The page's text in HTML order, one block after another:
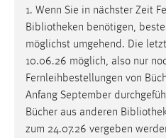
1. Wenn Sie in nächster Zeit
Bibliotheken benötigen,
möglichst umgehend. Die
10.06.26 möglich, also nur
Fernleihbestellungen von
Anfang September
Bücher aus anderen
zum 24.07.26 vergeben
Name:
site-language-preference
Zweck:
Das Cookie speichert die
Cookie Laufzeit:
30 Tage